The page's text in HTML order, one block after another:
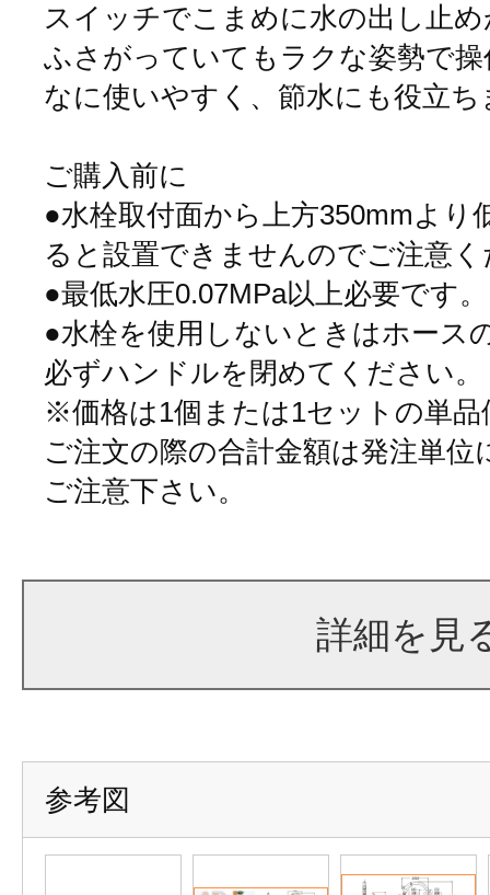
スイッチでこまめに水の出し止
ふさがっていてもラクな姿勢で
なに使いやすく、節水にも役立ち
ご購入前に
●水栓取付面から上方350mmより
ると設置できませんのでご注意
●最低水圧0.07MPa以上必要です。
●水栓を使用しないときはホース
必ずハンドルを閉めてください。
※価格は1個または1セットの単
ご注文の際の合計金額は発注単
ご注意下さい。
詳細を見
参考図